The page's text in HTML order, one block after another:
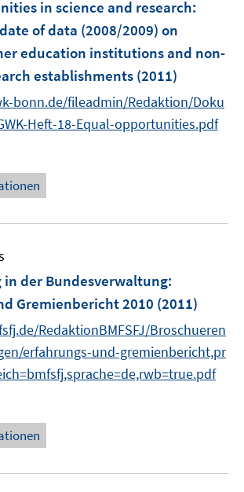
in science and research:
of data (2008/2009) on
education institutions and non-
establishments (2011)
bonn.de/fileadmin/Redaktion/Doku
Heft-18-Equal-opportunities.pdf
in der Bundesverwaltung:
Gremienbericht 2010 (2011)
RedaktionBMFSFJ/Broschueren
erfahrungs-und-gremienbericht,pr